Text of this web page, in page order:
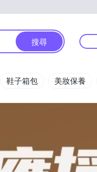
搜尋
鞋子箱包 美妝保養